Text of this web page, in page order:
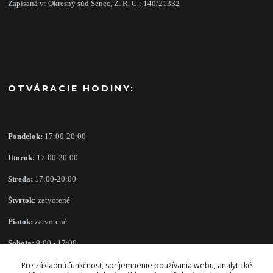
Zapísaná v: Okresný súd Senec, Ž. R. Č.: 140/21332
OTVÁRACIE HODINY:
Pondelok: 17:00-20:00
Utorok: 17:00-20:00
Streda: 17:00-20:00
Štvrtok: zatvorené
Piatok: zatvorené
Sobota:9:00 - 17:00
Nedeľa: zatvorené
Pre základnú funkčnosť, spríjemnenie používania webu, analytické